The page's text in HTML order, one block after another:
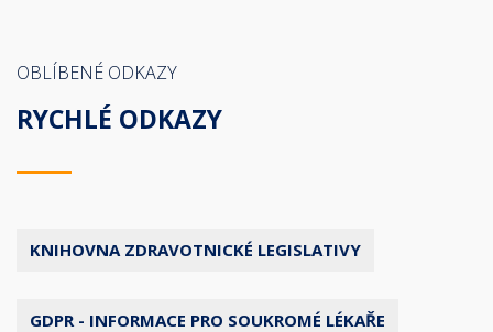
OBLÍBENÉ ODKAZY
RYCHLÉ ODKAZY
KNIHOVNA ZDRAVOTNICKÉ LEGISLATIVY
GDPR - INFORMACE PRO SOUKROMÉ LÉKAŘE